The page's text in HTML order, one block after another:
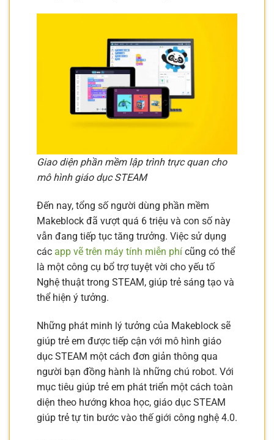
Giao diện phần mềm lập trình trực quan cho
mô hình giáo dục STEAM
Đến nay, tổng số người dùng phần mềm
Makeblock đã vượt quá 6 triệu và con số này
vẫn đang tiếp tục tăng trưởng. Việc sử dụng
các app vẽ trên máy tính miễn phí cũng có thể
là một công cụ bổ trợ tuyệt vời cho yếu tố
Nghệ thuật trong STEAM, giúp trẻ sáng tạo và
thể hiện ý tưởng.
Những phát minh lý tưởng của Makeblock sẽ
giúp trẻ em được tiếp cận với mô hình giáo
dục STEAM một cách đơn giản thông qua
người bạn đồng hành là những chú robot. Với
mục tiêu giúp trẻ em phát triển một cách toàn
diện theo hướng khoa học, giáo dục STEAM
giúp trẻ tự tin bước vào thế giới công nghệ 4.0.